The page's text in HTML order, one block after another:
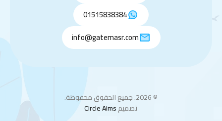
01515838384
info@gatemasr.com
© 2026. جميع الحقوق محفوظة.
تصميمCircle Aims